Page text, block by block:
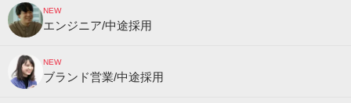
NEW
エンジニア/中途採用
NEW
ブランド営業/中途採用